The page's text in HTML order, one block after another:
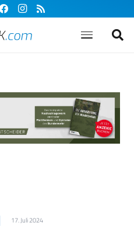
17. Juli 2024